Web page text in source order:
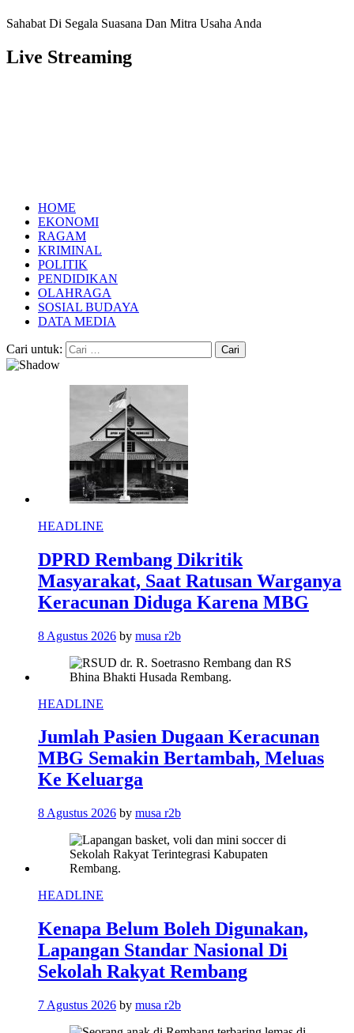
Sahabat Di Segala Suasana Dan Mitra Usaha Anda
Live Streaming
HOME
EKONOMI
RAGAM
KRIMINAL
POLITIK
PENDIDIKAN
OLAHRAGA
SOSIAL BUDAYA
DATA MEDIA
Cari untuk:
HEADLINE
DPRD Rembang Dikritik
Masyarakat, Saat Ratusan Warganya
Keracunan Diduga Karena MBG
8 Agustus 2026 by musa r2b
HEADLINE
Jumlah Pasien Dugaan Keracunan
MBG Semakin Bertambah, Meluas
Ke Keluarga
8 Agustus 2026 by musa r2b
HEADLINE
Kenapa Belum Boleh Digunakan,
Lapangan Standar Nasional Di
Sekolah Rakyat Rembang
7 Agustus 2026 by musa r2b